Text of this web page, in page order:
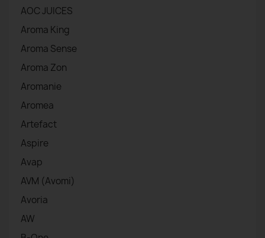
AOC JUICES
Aroma King
Aroma Sense
Aroma Zon
Aromanie
Aromea
Artefact
Aspire
Avap
AVM (Avomi)
Avoria
AW